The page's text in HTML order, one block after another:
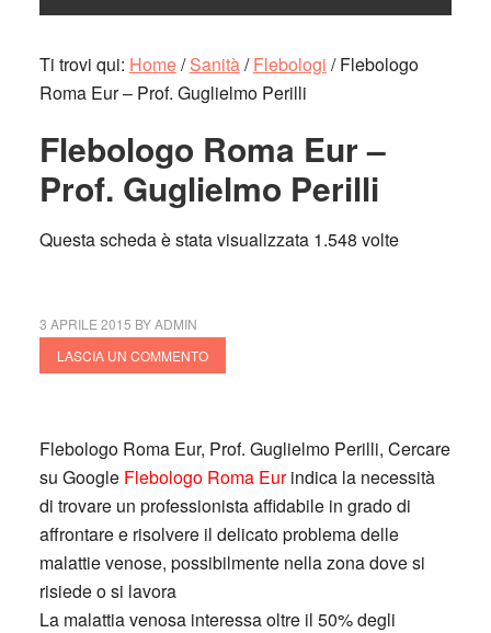
Ti trovi qui: Home/ Sanità/ Flebologi /Flebologo
Roma Eur – Prof. Guglielmo Perilli
Flebologo Roma Eur –
Prof. Guglielmo Perilli
Questa scheda è stata visualizzata 1.548 volte
3 APRILE 2015 BYADMIN
LASCIA UN COMMENTO
Flebologo Roma Eur, Prof. Guglielmo Perilli, Cercare
su Google Flebologo Roma Eurindica la necessità
di trovare un professionista affidabile in grado di
affrontare e risolvere il delicato problema delle
malattie venose, possibilmente nella zona dove si
risiede o si lavora
La malattia venosa interessa oltre il 50% degli